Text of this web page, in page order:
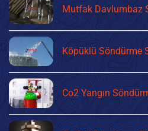
Mutfak Davlumbaz
Köpüklü Söndürme
Co2 Yangın